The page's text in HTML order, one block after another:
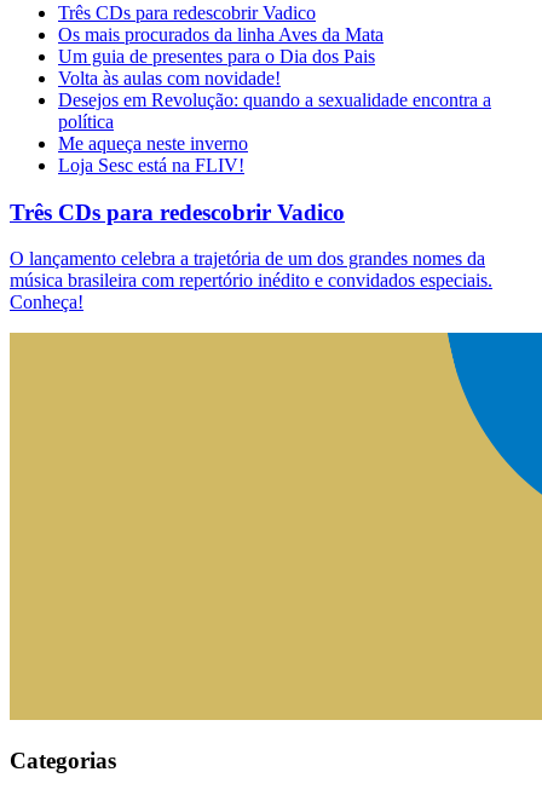
Três CDs para redescobrir Vadico
Os mais procurados da linha Aves da Mata
Um guia de presentes para o Dia dos Pais
Volta às aulas com novidade!
Desejos em Revolução: quando a sexualidade encontra a
política
Me aqueça neste inverno
Loja Sesc está na FLIV!
Três CDs para redescobrir Vadico
O lançamento celebra a trajetória de um dos grandes nomes da
música brasileira com repertório inédito e convidados especiais.
Conheça!
Categorias